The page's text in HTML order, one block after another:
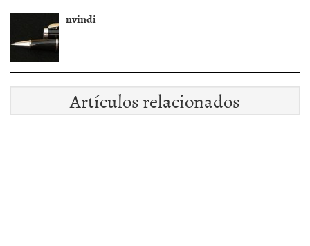
nvindi
Artículos relacionados